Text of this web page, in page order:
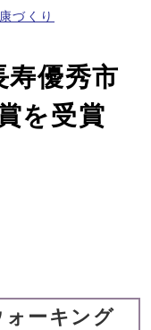
づくり
寿優秀市
を受賞
ーキング